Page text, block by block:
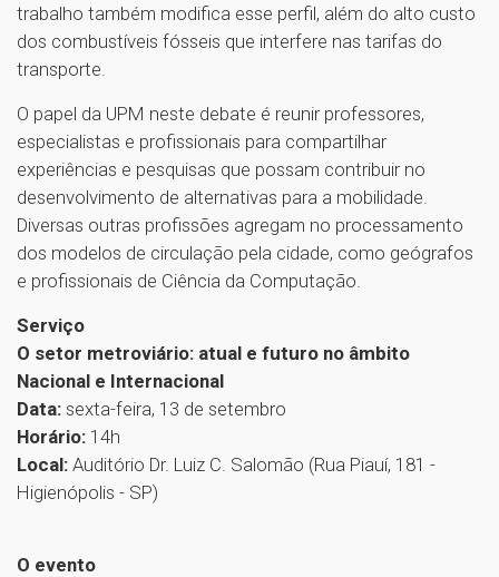
trabalho também modifica esse perfil, além do alto custo
dos combustíveis fósseis que interfere nas tarifas do
transporte.
O papel da UPM neste debate é reunir professores,
especialistas e profissionais para compartilhar
experiências e pesquisas que possam contribuir no
desenvolvimento de alternativas para a mobilidade.
Diversas outras profissões agregam no processamento
dos modelos de circulação pela cidade, como geógrafos
e profissionais de Ciência da Computação.
Serviço
O setor metroviário: atual e futuro no âmbito
Nacional e Internacional
Data: sexta-feira, 13 de setembro
Horário: 14h
Local: Auditório Dr. Luiz C. Salomão (Rua Piauí, 181 -
Higienópolis - SP)
O evento